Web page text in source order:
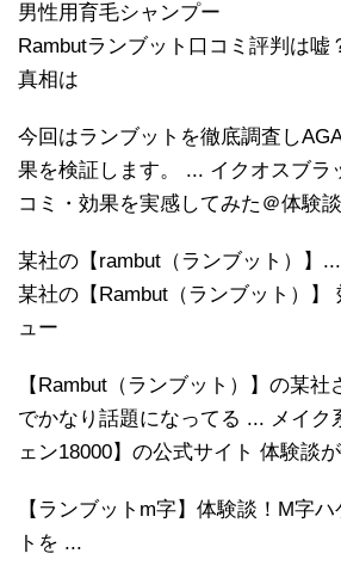
男性用育毛シャンプー
Rambutランブット口コミ評判は嘘
真相は
今回はランブットを徹底調査し
果を検証します。 ... イクオスブラ
コミ・効果を実感してみた＠体験
某社の【rambut（ランブット）】...
某社の【Rambut（ランブット）】
ュー
【Rambut（ランブット）】の某
でかなり話題になってる ... メイク
ェン18000】の公式サイト 体験談
【ランブットm字】体験談！M字
トを ...